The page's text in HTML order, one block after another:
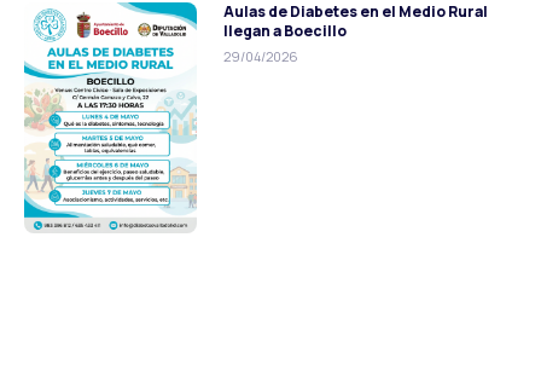
Aulas de Diabetes en el Medio Rural
llegan a Boecillo
29/04/2026